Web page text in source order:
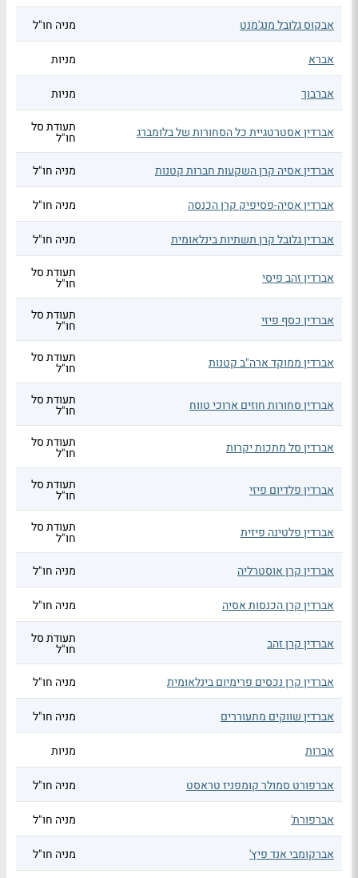
אבקוס גלובל מנג'מנט מניה חו"ל
אברא מניות
אברבוך מניות
אברדין אסטרטגיית כל הסחורות של בלומברג תעודת סל
חו"ל
אברדין אסיה קרן השקעות חברות קטנות
מניה חו"ל
אברדין אסיה-פסיפיק קרן הכנסה מניה חו"ל
אברדין גלובל קרן תשתיות בינלאומית מניה חו"ל
אברדין זהב פיסי תעודת סל
חו"ל
אברדין כסף פיזי תעודת סל
חו"ל
אברדין ממוקד ארה"ב קטנות תעודת סל
חו"ל
אברדין סחורות חוזים ארוכי טווח תעודת סל
חו"ל
אברדין סל מתכות יקרות תעודת סל
חו"ל
אברדין פלדיום פיזי תעודת סל
חו"ל
אברדין פלטינה פיזית תעודת סל
חו"ל
אברדין קרן אוסטרליה
מניה חו"ל
אברדין קרן הכנסות אסיה מניה חו"ל
אברדין קרן זהב תעודת סל
חו"ל
אברדין קרן נכסים פרימיום בינלאומית
מניה חו"ל
אברדין שווקים מתעוררים מניה חו"ל
אברות מניות
אברפורט סמולר קומפניז טראסט מניה חו"ל
אברפורת' מניה חו"ל
אברקומבי אנד פיץ' מניה חו"ל